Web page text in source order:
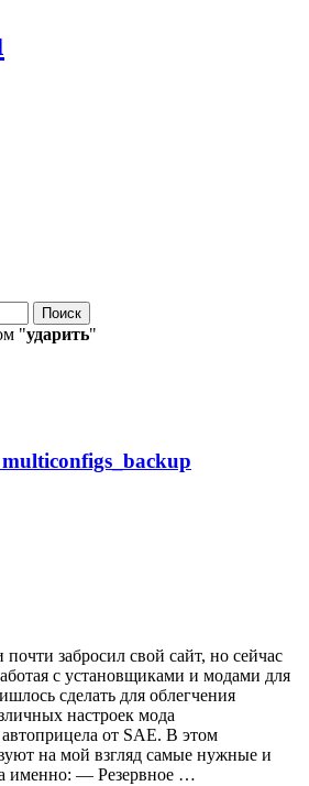
"ударить"
забросил свой сайт, но сейчас
с установщиками и модами для
сделать для облегчения
настроек мода
от SAE. В этом
на мой взгляд самые нужные и
именно: — Резервное …